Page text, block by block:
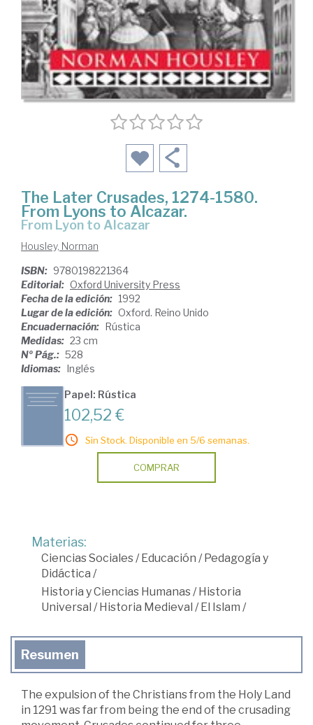
The Later Crusades, 1274-1580.
From Lyons to Alcazar.
from Lyon to Alcazar
Housley, Norman
ISBN: 9780198221364
Editorial: Oxford University Press
Fecha de la edición: 1992
Lugar de la edición: Oxford. Reino Unido
Encuadernación: Rústica
Medidas: 23 cm
Nº Pág.: 528
Idiomas: Inglés
Papel: Rústica
102,52 €
Sin Stock. Disponible en 5/6 semanas.
COMPRAR
Materias:
Ciencias Sociales/Educación /Pedagogía y
Didáctica /
Historia y Ciencias Humanas/Historia
Universal /Historia Medieval /El Islam /
Resumen
The expulsion of the Christians from the Holy Land
in 1291 was far from being the end of the crusading